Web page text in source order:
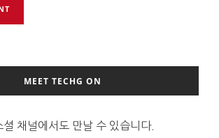
MEET TECHG ON
채널에서도 만날 수 있습니다.